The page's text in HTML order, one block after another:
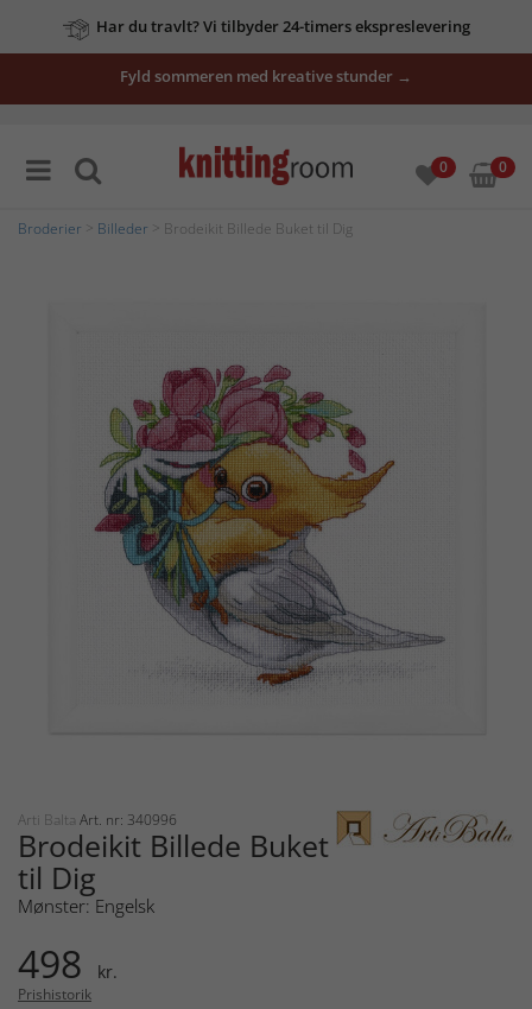
Har du travlt? Vi tilbyder 24-timers ekspreslevering
Fyld sommeren med kreative stunder →
0 0
Broderier Billeder > Brodeikit Billede Buket til Dig
Arti Balta Art. nr: 340996
Brodeikit Billede Buket
til Dig
Mønster: Engelsk
498 kr.
Prishistorik